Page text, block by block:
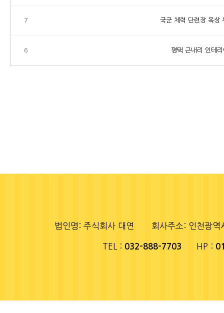
7 국군 체력 단련장 옥상
6 평택 근내리 인테
법인명: 주식회사 대연 회사주소: 인천광
TEL : 032-888-7703 HP :